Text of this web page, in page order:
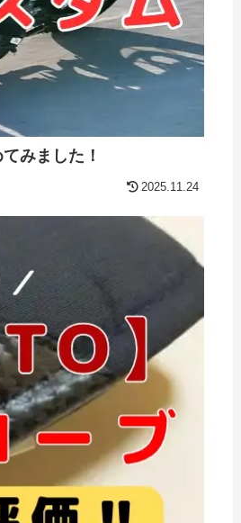
みました！
2025.11.24